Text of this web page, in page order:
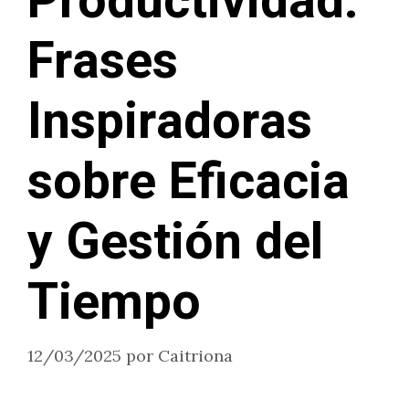
Frases
Inspiradoras
sobre Eficacia
y Gestión del
Tiempo
12/03/2025 por Caitriona